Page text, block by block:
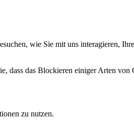
wie Sie mit uns interagieren,
dass das Blockieren einiger Arten
zu nutzen.